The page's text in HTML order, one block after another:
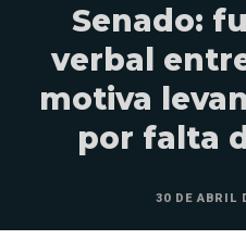
Senado:
verbal
motiva
por falta
30 DE ABRIL